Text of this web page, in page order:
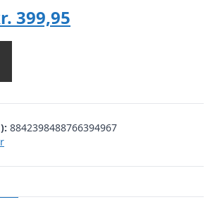
599,00.
399,95
kr. 399,95.
8842398488766394967